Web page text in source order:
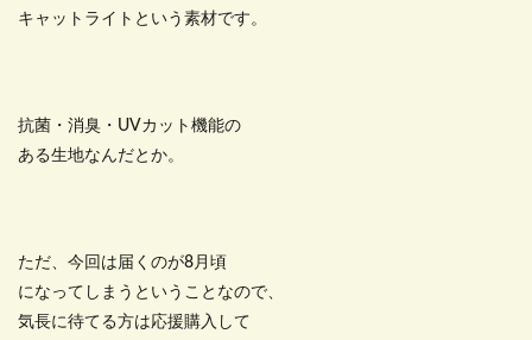
キャットライトという素材です。
抗菌・消臭・UVカット機能の
ある生地なんだとか。
ただ、今回は届くのが8月頃
になってしまうということなので、
気長に待てる方は応援購入して